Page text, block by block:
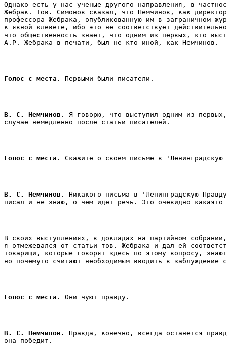
Однако есть у нас ученые другого направления, в
Жебрак. Тов. Симонов сказал, что Немчинов, как
профессора Жебрака, опубликованную им в заграничном
к явной клевете, ибо это не соответствует
что общественность знает, что одним из первых, кто
А.Р. Жебрака в печати, был не кто иной, как Немчинов.
Голос с места . Первыми были писатели.
В. С. Немчинов . Я говорю, что выступил одним из
случае немедленно после статьи писателей.
Голос с места
В. С. Немчинов . Никакого письма в 'Ленинградскую
писал и не знаю, о чем идет речь. Это очевидно
В своих выступлениях, в докладах на партийном
я отмежевался от статьи тов. Жебрака и дал ей
товарищи, которые говорят здесь по этому вопросу,
Голос с места . Они чуют правду.
В. С. Немчинов. Правда, конечно, всегда останется
она победит.